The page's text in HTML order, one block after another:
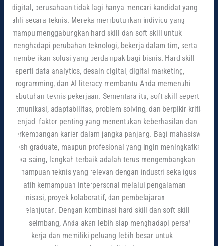
digital, perusahaan tidak lagi hanya mencari kandidat yang
ahli secara teknis. Mereka membutuhkan individu yang
mampu menggabungkan hard skill dan soft skill untuk
menghadapi perubahan teknologi, bekerja dalam tim, serta
memberikan solusi yang berdampak bagi bisnis. Hard skill
seperti data analytics, desain digital, digital marketing,
programming, dan AI literacy membantu Anda memenuhi
kebutuhan teknis pekerjaan. Sementara itu, soft skill seperti
komunikasi, adaptabilitas, problem solving, dan berpikir kritis
menjadi faktor penting yang menentukan keberhasilan dan
perkembangan karier dalam jangka panjang. Bagi mahasiswa,
fresh graduate, maupun profesional yang ingin meningkatkan
daya saing, langkah terbaik adalah terus mengembangkan
kemampuan teknis yang relevan dengan industri sekaligus
melatih kemampuan interpersonal melalui pengalaman
organisasi, proyek kolaboratif, dan pembelajaran
berkelanjutan. Dengan kombinasi hard skill dan soft skill
yang seimbang, Anda akan lebih siap menghadapi persaingan
dunia kerja dan memiliki peluang lebih besar untuk